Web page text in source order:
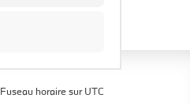
Fuseau horaire surUTC